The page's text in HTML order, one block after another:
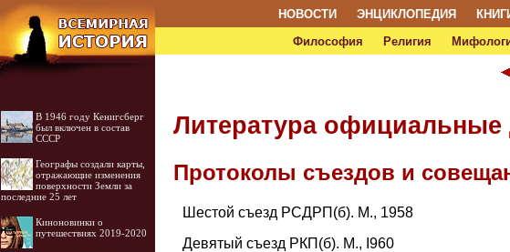
НОВОСТИ ЭНЦИКЛОПЕДИЯ
Философия
Религия
В 1946 году Кенигсберг
был включен в состав
СССР
Географы создали карты,
отражающие изменения
поверхности Земли за
последние 25 лет
Киноновинки о
путешествиях 2019-2020
Литература официальные
Протоколы съездов и
Шестой съезд РСДРП(б). М., 1958
Девятый съезд РКП(б). М., I960